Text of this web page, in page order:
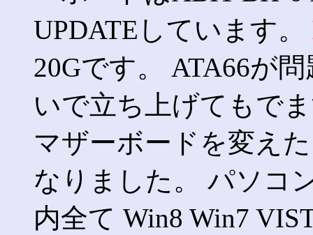
UPDATEしています。
20Gです。 ATA66が
いで立ち上げてもで
マザーボードを変え
なりました。 パソコ
内全て Win8 Win7